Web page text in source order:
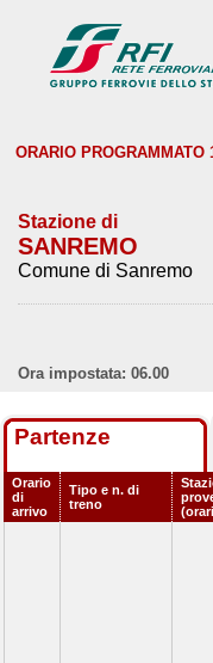
ORARIO
Stazione di
SANREMO
Comune di Sanremo
Ora impostata: 06.00
Partenze
Orario
di
arrivo
Tipo e n. di
treno